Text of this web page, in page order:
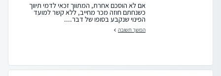
אם לא הוסכם אחרת, המתווך זכאי לדמי תיווך
כשנחתם חוזה מכר מחייב, ללא קשר למועד
הפינוי שנקבע בסופו של דבר....
המשך תשובה